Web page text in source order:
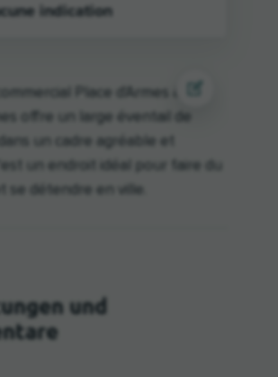
indication
Place d'Armes à
offre un large éventail de
un cadre agréable et
un endroit idéal pour faire du
se détendre en ville.